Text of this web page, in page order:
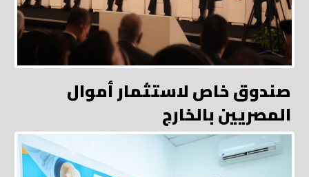
صندوق خاص لاستثمار أموال
المصريين بالخارج